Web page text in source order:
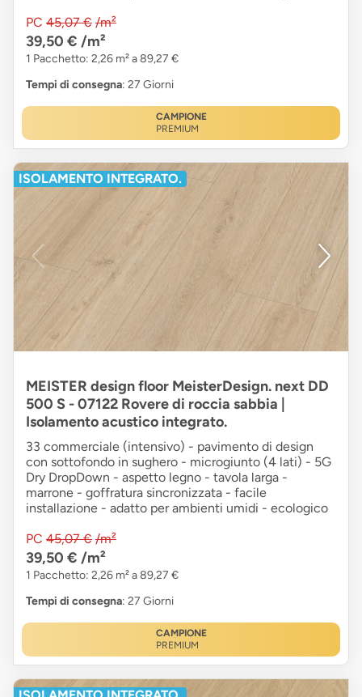
PC 45,07 € /m²
39,50 € /m²
1 Pacchetto: 2,26 m² a 89,27 €
Tempi di consegna: 27 Giorni
CAMPIONE
PREMIUM
ISOLAMENTO INTEGRATO.
MEISTER design floor MeisterDesign. next DD
500 S - 07122 Rovere di roccia sabbia |
Isolamento acustico integrato.
33 commerciale (intensivo) - pavimento di design
con sottofondo in sughero - microgiunto (4 lati) - 5G
Dry DropDown - aspetto legno - tavola larga -
marrone - goffratura sincronizzata - facile
installazione - adatto per ambienti umidi - ecologico
PC 45,07 € /m²
39,50 € /m²
1 Pacchetto: 2,26 m² a 89,27 €
Tempi di consegna: 27 Giorni
CAMPIONE
PREMIUM